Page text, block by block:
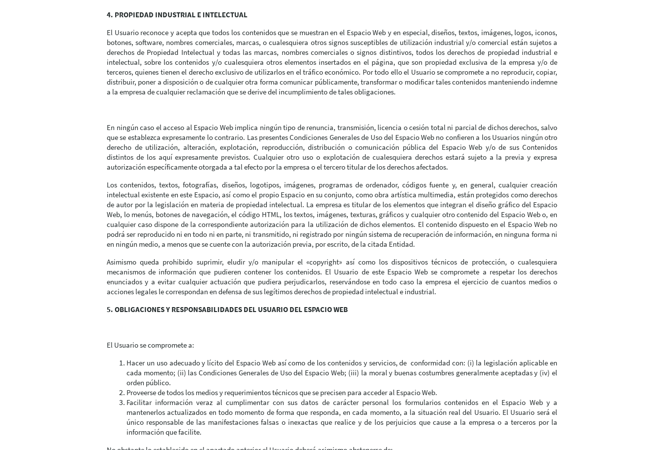
4. PROPIEDAD INDUSTRIAL E INTELECTUAL
El Usuario reconoce y acepta que todos los contenidos que se muestran en el Espacio Web y en especial, diseños, textos, imágenes, logos, iconos,
botones, software, nombres comerciales, marcas, o cualesquiera otros signos susceptibles de utilización industrial y/o comercial están sujetos a
derechos de Propiedad Intelectual y todas las marcas, nombres comerciales o signos distintivos, todos los derechos de propiedad industrial e
intelectual, sobre los contenidos y/o cualesquiera otros elementos insertados en el página, que son propiedad exclusiva de la empresa y/o de
terceros, quienes tienen el derecho exclusivo de utilizarlos en el tráfico económico. Por todo ello el Usuario se compromete a no reproducir, copiar,
distribuir, poner a disposición o de cualquier otra forma comunicar públicamente, transformar o modificar tales contenidos manteniendo indemne
a la empresa de cualquier reclamación que se derive del incumplimiento de tales obligaciones.
En ningún caso el acceso al Espacio Web implica ningún tipo de renuncia, transmisión, licencia o cesión total ni parcial de dichos derechos, salvo
que se establezca expresamente lo contrario. Las presentes Condiciones Generales de Uso del Espacio Web no confieren a los Usuarios ningún otro
derecho de utilización, alteración, explotación, reproducción, distribución o comunicación pública del Espacio Web y/o de sus Contenidos
distintos de los aquí expresamente previstos. Cualquier otro uso o explotación de cualesquiera derechos estará sujeto a la previa y expresa
autorización específicamente otorgada a tal efecto por la empresa o el tercero titular de los derechos afectados.
Los contenidos, textos, fotografías, diseños, logotipos, imágenes, programas de ordenador, códigos fuente y, en general, cualquier creación
intelectual existente en este Espacio, así como el propio Espacio en su conjunto, como obra artística multimedia, están protegidos como derechos
de autor por la legislación en materia de propiedad intelectual. La empresa es titular de los elementos que integran el diseño gráfico del Espacio
Web, lo menús, botones de navegación, el código HTML, los textos, imágenes, texturas, gráficos y cualquier otro contenido del Espacio Web o, en
cualquier caso dispone de la correspondiente autorización para la utilización de dichos elementos. El contenido dispuesto en el Espacio Web no
podrá ser reproducido ni en todo ni en parte, ni transmitido, ni registrado por ningún sistema de recuperación de información, en ninguna forma ni
en ningún medio, a menos que se cuente con la autorización previa, por escrito, de la citada Entidad.
Asimismo queda prohibido suprimir, eludir y/o manipular el «copyright» así como los dispositivos técnicos de protección, o cualesquiera
mecanismos de información que pudieren contener los contenidos. El Usuario de este Espacio Web se compromete a respetar los derechos
enunciados y a evitar cualquier actuación que pudiera perjudicarlos, reservándose en todo caso la empresa el ejercicio de cuantos medios o
acciones legales le correspondan en defensa de sus legítimos derechos de propiedad intelectual e industrial.
5. OBLIGACIONES Y RESPONSABILIDADES DEL USUARIO DEL ESPACIO WEB
El Usuario se compromete a:
Hacer un uso adecuado y lícito del Espacio Web así como de los contenidos y servicios, de conformidad con: (i) la legislación aplicable en
cada momento; (ii) las Condiciones Generales de Uso del Espacio Web; (iii) la moral y buenas costumbres generalmente aceptadas y (iv) el
orden público.
Proveerse de todos los medios y requerimientos técnicos que se precisen para acceder al Espacio Web.
Facilitar información veraz al cumplimentar con sus datos de carácter personal los formularios contenidos en el Espacio Web y a
mantenerlos actualizados en todo momento de forma que responda, en cada momento, a la situación real del Usuario. El Usuario será el
único responsable de las manifestaciones falsas o inexactas que realice y de los perjuicios que cause a la empresa o a terceros por la
información que facilite.